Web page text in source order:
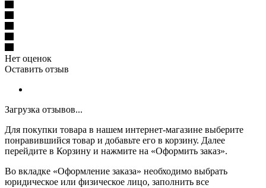
Нет оценок
Оставить отзыв
Загрузка отзывов...
Для покупки товара в нашем интернет-магазине выберите
понравившийся товар и добавьте его в корзину. Далее
перейдите в Корзину и нажмите на «Оформить заказ».
Во вкладке «Оформление заказа» необходимо выбрать
юридическое или физическое лицо, заполнить все